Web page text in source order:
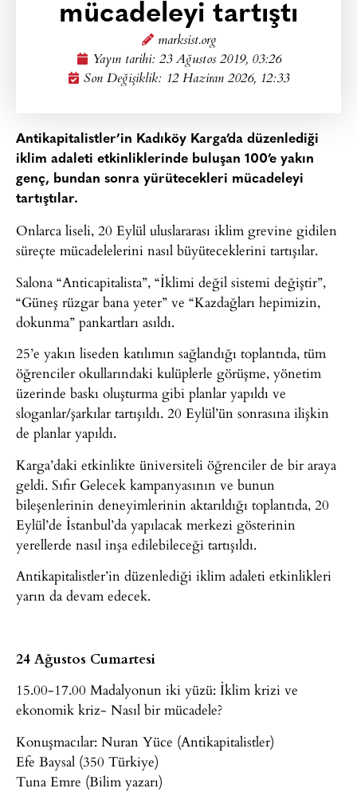
mücadeleyi tartıştı
marksist.org
Yayın tarihi: 23 Ağustos 2019, 03:26
Son Değişiklik: 12 Haziran 2026, 12:33
Antikapitalistler’in Kadıköy Karga’da düzenlediği
iklim adaleti etkinliklerinde buluşan 100’e yakın
genç, bundan sonra yürütecekleri mücadeleyi
tartıştılar.
Onlarca liseli, 20 Eylül uluslararası iklim grevine gidilen
süreçte mücadelelerini nasıl büyüteceklerini tartışılar.
Salona “Anticapitalista”, “İklimi değil sistemi değiştir”,
“Güneş rüzgar bana yeter” ve “Kazdağları hepimizin,
dokunma” pankartları asıldı.
25’e yakın liseden katılımın sağlandığı toplantıda, tüm
öğrenciler okullarındaki kulüplerle görüşme, yönetim
üzerinde baskı oluşturma gibi planlar yapıldı ve
sloganlar/şarkılar tartışıldı. 20 Eylül’ün sonrasına ilişkin
de planlar yapıldı.
Karga’daki etkinlikte üniversiteli öğrenciler de bir araya
geldi. Sıfır Gelecek kampanyasının ve bunun
bileşenlerinin deneyimlerinin aktarıldığı toplantıda, 20
Eylül’de İstanbul’da yapılacak merkezi gösterinin
yerellerde nasıl inşa edilebileceği tartışıldı.
Antikapitalistler’in düzenlediği iklim adaleti etkinlikleri
yarın da devam edecek.
24 Ağustos Cumartesi
15.00-17.00 Madalyonun iki yüzü: İklim krizi ve
ekonomik kriz- Nasıl bir mücadele?
Konuşmacılar: Nuran Yüce (Antikapitalistler)
Efe Baysal (350 Türkiye)
Tuna Emre (Bilim yazarı)